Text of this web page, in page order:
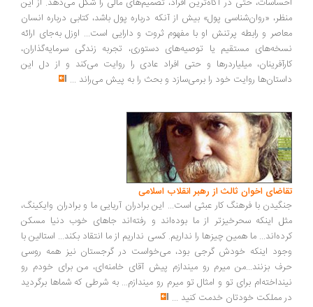
منظر، «روان‌شناسی پول» بیش از آنکه درباره پول باشد، کتابی درباره انسان
معاصر و رابطه پرتنش او با مفهوم ثروت و دارایی است... اوزل به‌جای ارائه
نسخه‌های مستقیم یا توصیه‌های دستوری، تجربه زندگی سرمایه‌گذاران،
کارآفرینان، میلیاردرها و حتی افراد عادی را روایت می‌کند و از دل این
داستان‌ها روایت خود را برمی‌سازد و بحث را به پیش می‌راند ...
تقاضای اخوان ثالث از رهبر انقلاب اسلامی
جنگیدن با فرهنگ کار عبثی است... این برادران آریایی ما و برادران وایکینگ،
مثل اینکه سحرخیزتر از ما بوده‌اند و رفته‌اند جاهای خوب دنیا مسکن
کرده‌اند... ما همین چیزها را نداریم. کسی نداریم از ما انتقاد بکند... استالین با
وجود اینکه خودش گرجی بود، می‌خواست در گرجستان نیز همه روسی
حرف بزنند...من میرم رو میندازم پیش آقای خامنه‌ای، من برای خودم رو
نینداخته‌ام برای تو و امثال تو میرم رو میندازم... به شرطی که شماها برگردید
در مملکت خودتان خدمت کنید ...